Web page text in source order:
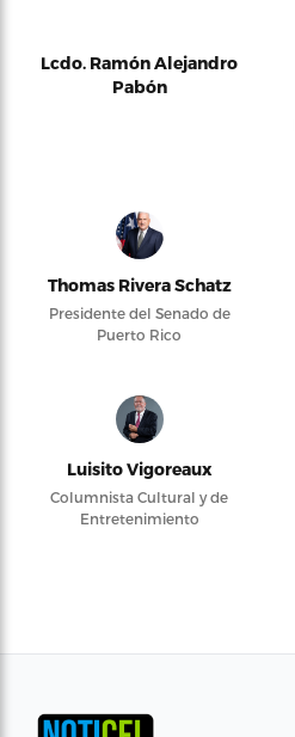
Lcdo. Ramón Alejandro
Pabón
Thomas Rivera Schatz
Presidente del Senado de
Puerto Rico
Luisito Vigoreaux
Columnista Cultural y de
Entretenimiento